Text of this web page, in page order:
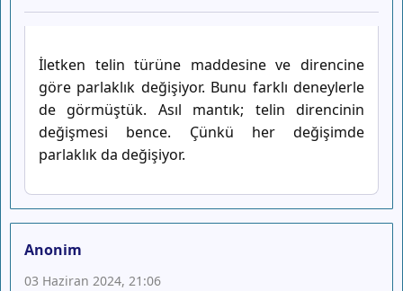
İletken telin türüne maddesine ve direncine
göre parlaklık değişiyor. Bunu farklı deneylerle
de görmüştük. Asıl mantık; telin direncinin
değişmesi bence. Çünkü her değişimde
parlaklık da değişiyor.
Anonim
03 Haziran 2024, 21:06